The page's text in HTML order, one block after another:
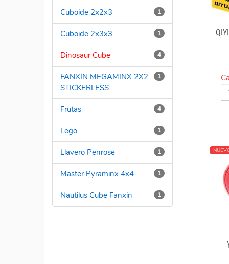
1
Cuboide 2x2x3
1
Cuboide 2x3x3
4
Dinosaur Cube
1
FANXIN MEGAMINX 2X2
STICKERLESS
4
Frutas
1
Lego
1
Llavero Penrose
1
Master Pyraminx 4x4
1
Nautilus Cube Fanxin